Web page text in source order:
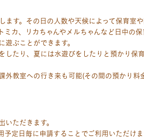
す。その日の人数や天候によって保育室
ミカ、リカちゃんやメルちゃんなど日中の
遊ぶことができます。
したり、夏には水遊びをしたりと預かり保
外教室への行き来も可能(その間の預かり料
ただきます。
予定日毎に申請することでご利用いただけ